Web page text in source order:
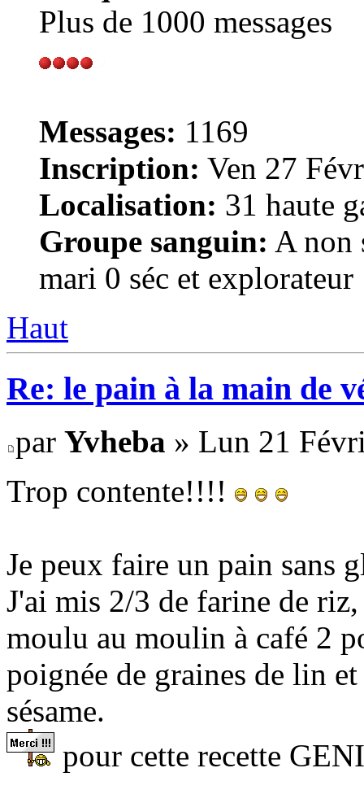
Plus de 1000 messages
Messages: 1169
Inscription: Ven 27
Localisation: 31 haute
Groupe sanguin: A non
mari 0 séc et explorateur
Haut
Re: le pain à la main de
par Yvheba » Lun 21
Trop contente!!!!
Je peux faire un pain
J'ai mis 2/3 de farine de
moulu au moulin à café 2
poignée de graines de lin
sésame.
pour cette recette